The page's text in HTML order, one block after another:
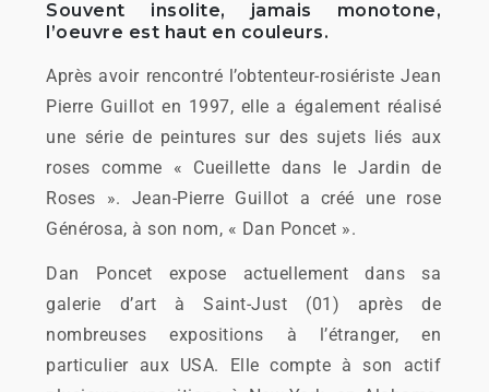
Souvent insolite, jamais monotone,
l’oeuvre est haut en couleurs.
Après avoir rencontré l’obtenteur-rosiériste Jean
Pierre Guillot en 1997, elle a également réalisé
une série de peintures sur des sujets liés aux
roses comme « Cueillette dans le Jardin de
Roses ». Jean-Pierre Guillot a créé une rose
Générosa, à son nom, « Dan Poncet ».
Dan Poncet expose actuellement dans sa
galerie d’art à Saint-Just (01) après de
nombreuses expositions à l’étranger, en
particulier aux USA. Elle compte à son actif